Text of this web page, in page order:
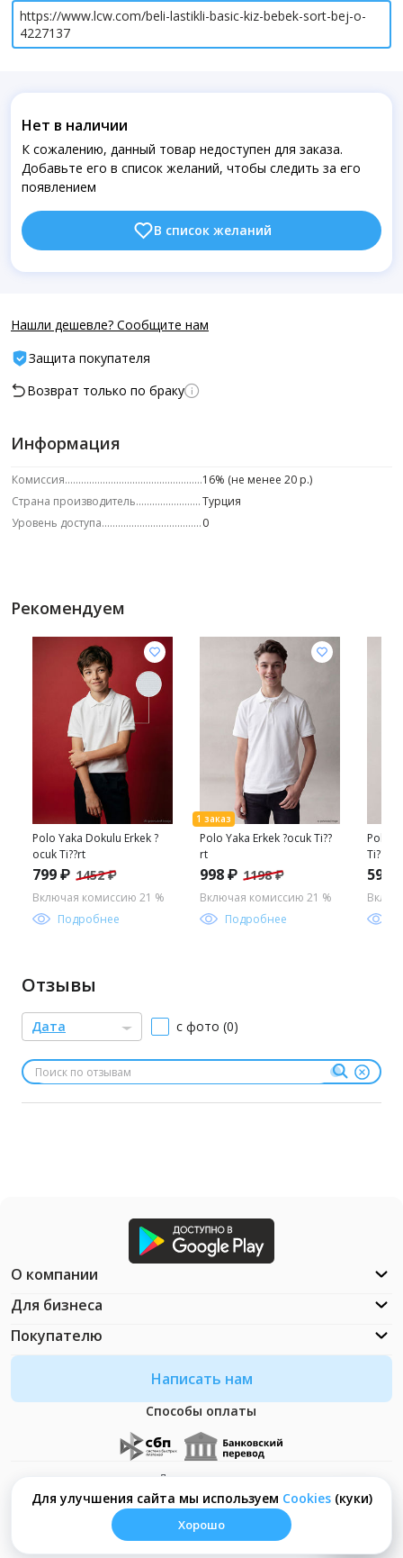
Для улучшения сайта мы используем Сookies(куки)
Хорошо
https://www.lcw.com/beli-lastikli-basic-kiz-bebek-sort-bej-o-
4227137
Нет в наличии
К сожалению, данный товар недоступен для заказа.
Добавьте его в список желаний, чтобы следить за его
появлением
В список желаний
Нашли дешевле? Сообщите нам
Защита покупателя
Возврат только по браку
Информация
Комиссия
16% (не менее 20 р.)
Страна производитель
Турция
Уровень доступа
0
Рекомендуем
Polo Yaka Dokulu Erkek ?
ocuk Ti??rt
799 ₽ 1452 ₽
Включая комиссию 21 %
Подробнее
Polo Yaka Erkek ?ocuk Ti??
rt
998 ₽ 1198 ₽
Включая комиссию 21 %
Подробнее
Polo
Ti??rt
599
Отзывы
Дата с фото (0)
Написать нам
Способы оплаты
О компании
Для бизнеса
Покупателю
© ООО "Неософт" - 2026
Документация
Что такое Cookies?